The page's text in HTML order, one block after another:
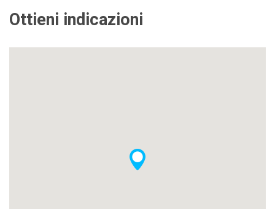
Ottieni indicazioni